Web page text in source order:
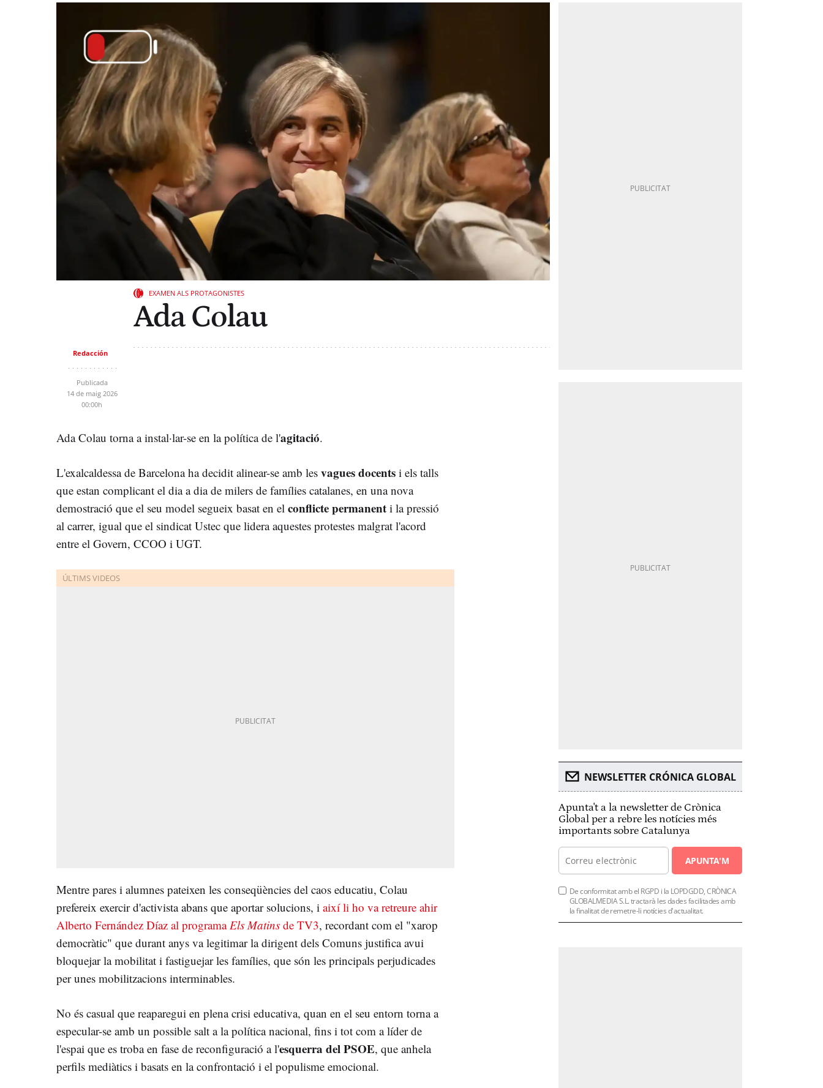
EXAMEN ALS PROTAGONISTES
Ada Colau
Redacción
Publicada
14 de maig 2026
00:00h
Ada Colau torna a instal·lar-se en la política de l'agitació.
L'exalcaldessa de Barcelona ha decidit alinear-se amb les vagues docents i els talls
que estan complicant el dia a dia de milers de famílies catalanes, en una nova
demostració que el seu model segueix basat en el conflicte permanent i la pressió
al carrer, igual que el sindicat Ustec que lidera aquestes protestes malgrat l'acord
entre el Govern, CCOO i UGT.
Mentre pares i alumnes pateixen les conseqüències del caos educatiu, Colau
prefereix exercir d'activista abans que aportar solucions, i així li ho va retreure ahir
Alberto Fernández Díaz al programa Els Matins de TV3, recordant com el "xarop
democràtic" que durant anys va legitimar la dirigent dels Comuns justifica avui
bloquejar la mobilitat i fastiguejar les famílies, que són les principals perjudicades
per unes mobilitzacions interminables.
No és casual que reaparegui en plena crisi educativa, quan en el seu entorn torna a
especular-se amb un possible salt a la política nacional, fins i tot com a líder de
l'espai que es troba en fase de reconfiguració a l'esquerra del PSOE, que anhela
perfils mediàtics i basats en la confrontació i el populisme emocional.
NEWSLETTER CRÓNICA GLOBAL
Apunta't a la newsletter de Crònica
Global per a rebre les notícies més
importants sobre Catalunya
APUNTA'M
De conformitat amb el RGPD i la LOPDGDD, CRÒNICA
GLOBALMEDIA S.L. tractarà les dades facilitades amb
la finalitat de remetre-li notícies d'actualitat.